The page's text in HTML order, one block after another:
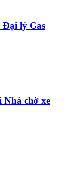
Đại lý Gas
Nhà chờ xe